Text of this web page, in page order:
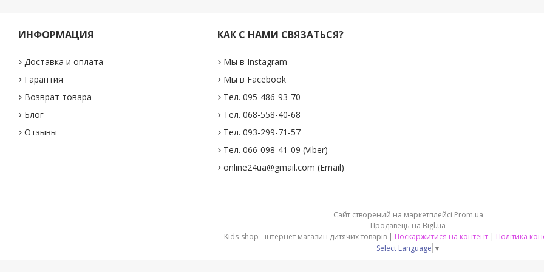
ИНФОРМАЦИЯ
Доставка и оплата
Гарантия
Возврат товара
Блог
Отзывы
КАК С НАМИ СВЯЗАТЬСЯ?
Мы в Instagram
Мы в Facebook
Тел. 095-486-93-70
Тел. 068-558-40-68
Тел. 093-299-71-57
Тел. 066-098-41-09 (Viber)
online24ua@gmail.com (Email)
Сайт створений на маркетплейсі Prom.ua
Продавець на Bigl.ua
Kids-shop - інтернет магазин дитячих товарів | Поскаржитися на контент | Політика
Select Language ▼